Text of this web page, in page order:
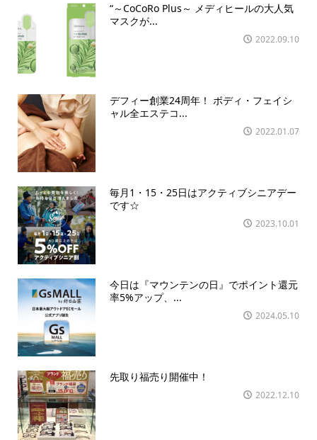
“～CoCoRo Plus～ メディヒールの大人気
マスクが...
2022.09.10
デフィー創業24周年！ ボディ・フェイシ
ャル全エステコ...
2022.01.07
毎月1・15・25日はアクティブシニアデー
です☆
2023.10.01
今日は『マウンテンの日』でポイント還元
率5%アップ、...
2024.05.10
先取り福売り開催中！
2022.12.10